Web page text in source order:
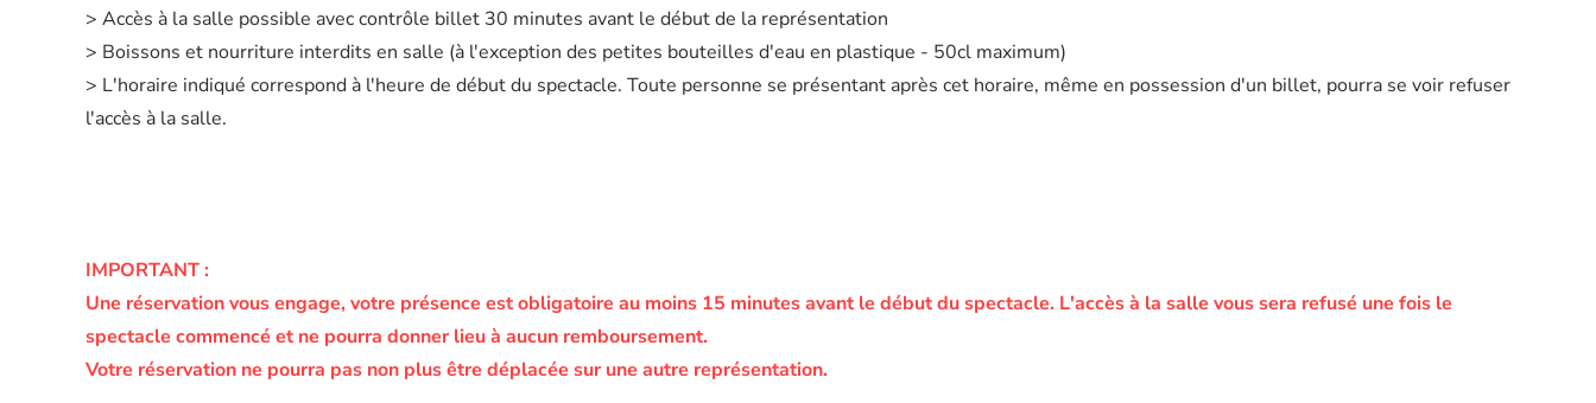
> Accès à la salle possible avec contrôle billet 30 minutes avant le début de la représentation
> Boissons et nourriture interdits en salle (à l'exception des petites bouteilles d'eau en plastique - 50cl maximum)
> L'horaire indiqué correspond à l'heure de début du spectacle. Toute personne se présentant après cet horaire, même en possession d'un billet, pourra se voir refuser
l'accès à la salle.
IMPORTANT :
Une réservation vous engage, votre présence est obligatoire au moins 15 minutes avant le début du spectacle. L'accès à la salle vous sera refusé une fois le
spectacle commencé et ne pourra donner lieu à aucun remboursement.
Votre réservation ne pourra pas non plus être déplacée sur une autre représentation.